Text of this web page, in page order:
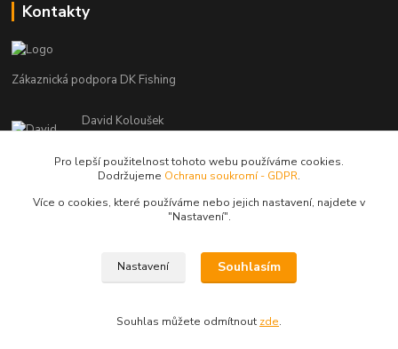
Kontakty
Zákaznická podpora DK Fishing
David Koloušek
(Po-Pá, 7-18 hod.)
© Copyright 2026 - DK FISHING s.r.o.
Pro lepší použitelnost tohoto webu používáme cookies.
Dodržujeme Ochranu soukromí - GDPR.
Více o cookies, které používáme nebo jejich nastavení, najdete v
"Nastavení".
Nastavení Souhlasím
Souhlas můžete odmítnout zde.